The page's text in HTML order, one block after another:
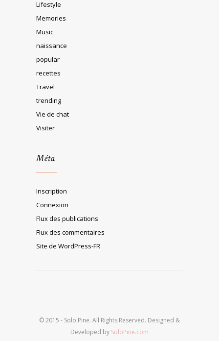
Lifestyle
Memories
Music
naissance
popular
recettes
Travel
trending
Vie de chat
Visiter
Méta
Inscription
Connexion
Flux des publications
Flux des commentaires
Site de WordPress-FR
© 2015 - Solo Pine. All Rights Reserved. Designed &
Developed by SoloPine.com